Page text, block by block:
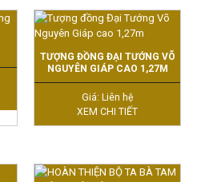
TƯỢNG ĐỒNG ĐẠI TƯỚNG VÕ
NGUYÊN GIÁP CAO 1,27M
Giá: Liên hệ
XEM CHI TIẾT